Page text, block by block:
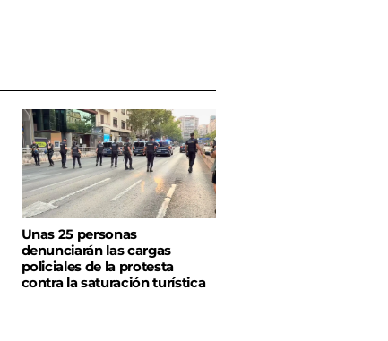
Unas 25 personas
denunciarán las cargas
policiales de la protesta
contra la saturación turística